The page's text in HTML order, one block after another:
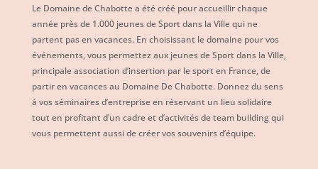
Le Domaine de Chabotte a été créé pour accueillir chaque
année près de 1.000 jeunes de Sport dans la Ville qui ne
partent pas en vacances. En choisissant le domaine pour vos
événements, vous permettez aux jeunes de Sport dans la Ville,
principale association d’insertion par le sport en France, de
partir en vacances au Domaine De Chabotte. Donnez du sens
à vos séminaires d’entreprise en réservant un lieu solidaire
tout en profitant d’un cadre et d’activités de team building qui
vous permettent aussi de créer vos souvenirs d’équipe.